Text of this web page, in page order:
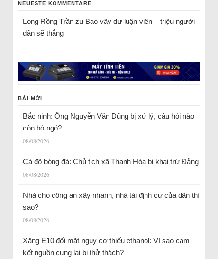
NEUESTE KOMMENTARE
Long Rồng Trầnzu Bao vây dư luận viên – triệu người
dân sẽ thắng
BÀI MỚI
Bắc ninh: Ông Nguyễn Văn Dũng bị xử lý, câu hỏi nào
còn bỏ ngỏ?
08/08/2026
Cá độ bóng đá: Chủ tịch xã Thanh Hóa bị khai trừ Đảng
08/08/2026
Nhà cho công an xây nhanh, nhà tái định cư của dân thì
sao?
08/08/2026
Xăng E10 đối mặt nguy cơ thiếu ethanol: Vì sao cam
kết nguồn cung lại bị thử thách?